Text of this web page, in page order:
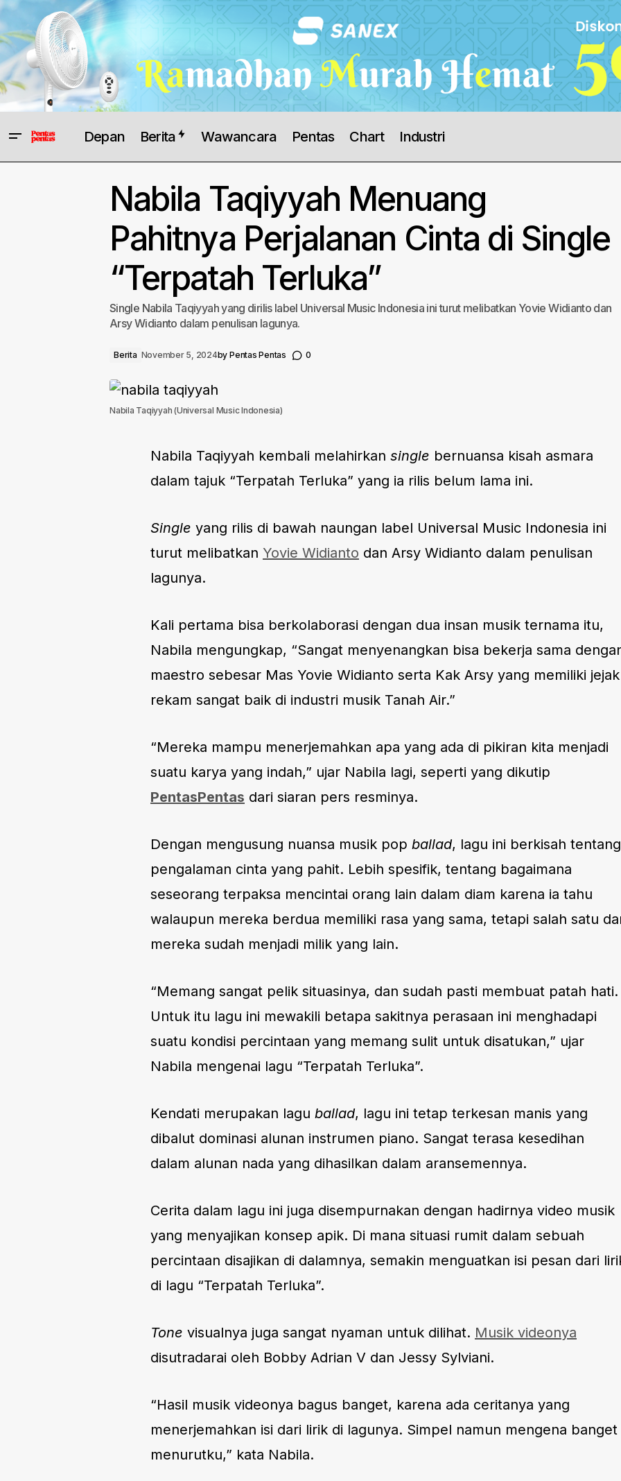
Depan Berita Wawancara Pentas Chart Industri
Nabila Taqiyyah Menuang
Pahitnya Perjalanan Cinta di Single
“Terpatah Terluka”
Single Nabila Taqiyyah yang dirilis label Universal Music Indonesia ini turut melibatkan Yovie Widianto dan
Arsy Widianto dalam penulisan lagunya.
Berita November 5, 2024by Pentas Pentas 0
Nabila Taqiyyah (Universal Music Indonesia)
Nabila Taqiyyah kembali melahirkan single bernuansa kisah asmara
dalam tajuk “Terpatah Terluka” yang ia rilis belum lama ini.
Single yang rilis di bawah naungan label Universal Music Indonesia ini
turut melibatkan Yovie Widianto dan Arsy Widianto dalam penulisan
lagunya.
Kali pertama bisa berkolaborasi dengan dua insan musik ternama itu,
Nabila mengungkap, “Sangat menyenangkan bisa bekerja sama
maestro sebesar Mas Yovie Widianto serta Kak Arsy yang memiliki jejak
rekam sangat baik di industri musik Tanah Air.”
“Mereka mampu menerjemahkan apa yang ada di pikiran kita menjadi
suatu karya yang indah,” ujar Nabila lagi, seperti yang dikutip
PentasPentas dari siaran pers resminya.
Dengan mengusung nuansa musik pop ballad, lagu ini berkisah tentang
pengalaman cinta yang pahit. Lebih spesifik, tentang bagaimana
seseorang terpaksa mencintai orang lain dalam diam karena ia tahu
walaupun mereka berdua memiliki rasa yang sama, tetapi salah satu
mereka sudah menjadi milik yang lain.
“Memang sangat pelik situasinya, dan sudah pasti membuat patah hati.
Untuk itu lagu ini mewakili betapa sakitnya perasaan ini menghadapi
suatu kondisi percintaan yang memang sulit untuk disatukan,” ujar
Nabila mengenai lagu “Terpatah Terluka”.
Kendati merupakan lagu ballad, lagu ini tetap terkesan manis yang
dibalut dominasi alunan instrumen piano. Sangat terasa kesedihan
dalam alunan nada yang dihasilkan dalam aransemennya.
Cerita dalam lagu ini juga disempurnakan dengan hadirnya video musik
yang menyajikan konsep apik. Di mana situasi rumit dalam sebuah
percintaan disajikan di dalamnya, semakin menguatkan isi pesan dari
di lagu “Terpatah Terluka”.
Tone visualnya juga sangat nyaman untuk dilihat. Musik videonya
disutradarai oleh Bobby Adrian V dan Jessy Sylviani.
“Hasil musik videonya bagus banget, karena ada ceritanya yang
menerjemahkan isi dari lirik di lagunya. Simpel namun mengena banget
menurutku,” kata Nabila.